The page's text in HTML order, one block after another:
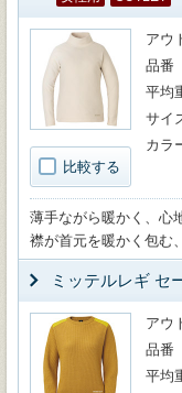
比較する
アウ
品番
平均
サイ
カラ
薄手ながら暖かく、心
襟が首元を暖かく包む
ミッテルレギ セ
アウ
品番
平均